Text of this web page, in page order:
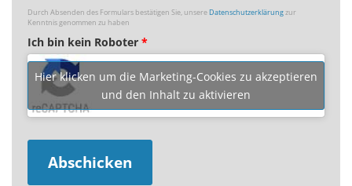
Durch Absenden des Formulars bestätigen Sie, unsereDatenschutzerklärungzur
Kenntnis genommen zu haben
Ich bin kein Roboter *
Hier klicken um die Marketing-Cookies zu akzeptieren
und den Inhalt zu aktivieren